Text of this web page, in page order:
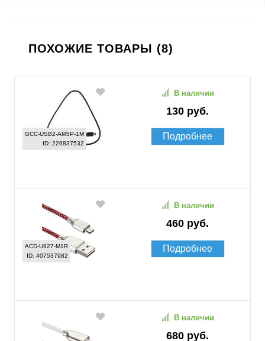
ПОХОЖИЕ ТОВАРЫ (8)
GCC-USB2-AM5P-1M
ID: 226837532
130 руб.
В наличии
Подробнее
ACD-U927-M1R
ID: 407537982
460 руб.
В наличии
Подробнее
680 руб.
В наличии